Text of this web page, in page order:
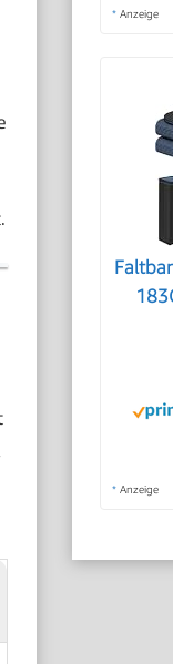
* Anzeige
* Anzeige